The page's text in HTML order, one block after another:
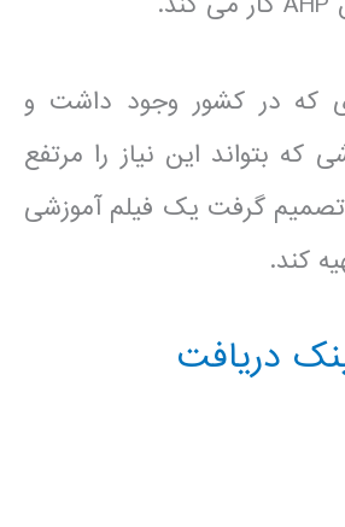
که در کشور وجود داشت و
که بتواند این نیاز را مرتفع
تصمیم گرفت یک فیلم آموزشی
کند.
دریافت